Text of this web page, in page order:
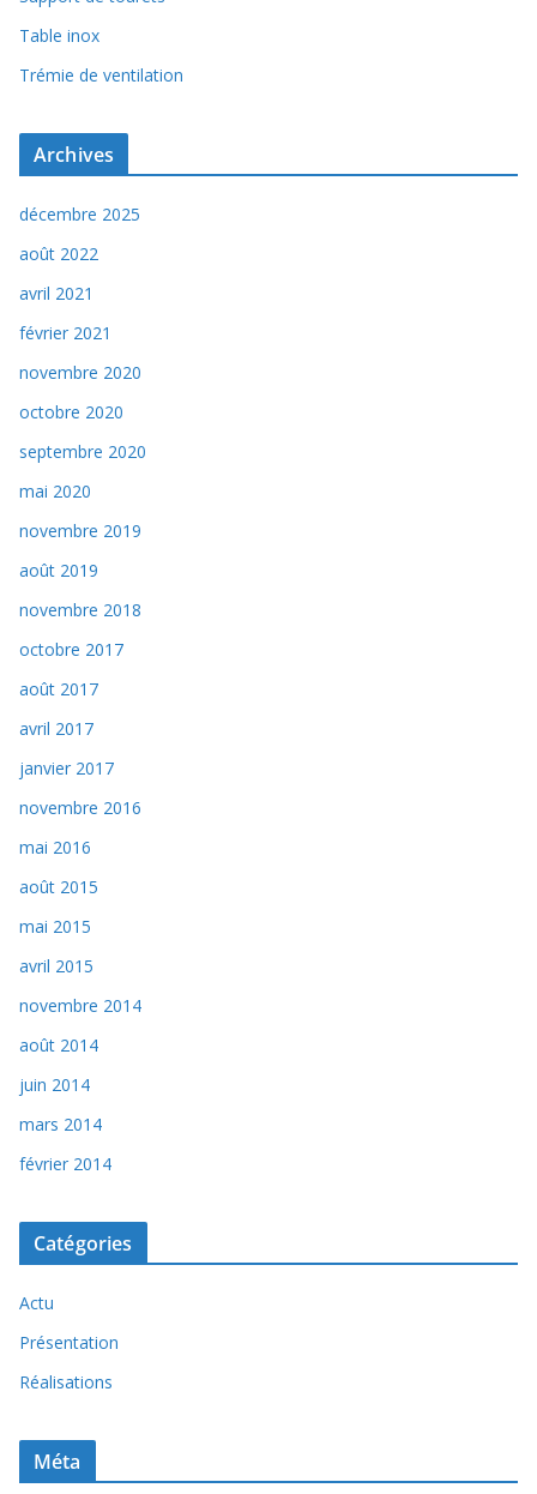
Table inox
Trémie de ventilation
Archives
décembre 2025
août 2022
avril 2021
février 2021
novembre 2020
octobre 2020
septembre 2020
mai 2020
novembre 2019
août 2019
novembre 2018
octobre 2017
août 2017
avril 2017
janvier 2017
novembre 2016
mai 2016
août 2015
mai 2015
avril 2015
novembre 2014
août 2014
juin 2014
mars 2014
février 2014
Catégories
Actu
Présentation
Réalisations
Méta